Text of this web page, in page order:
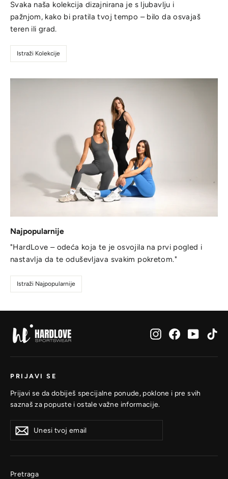
Svaka naša kolekcija dizajnirana je s ljubavlju i
pažnjom, kako bi pratila tvoj tempo – bilo da osvajaš
teren ili grad.
Istraži Kolekcije
Najpopularnije
"HardLove – odeća koja te je osvojila na prvi pogled i
nastavlja da te oduševljava svakim pokretom."
Istraži Najpopularnije
InstagramFacebook
PRIJAVI SE
Prijavi se da dobiješ specijalne ponude, poklone i pre svih
saznaš za popuste i ostale važne informacije.
tvoj
se
Prijavi
se
Pretraga